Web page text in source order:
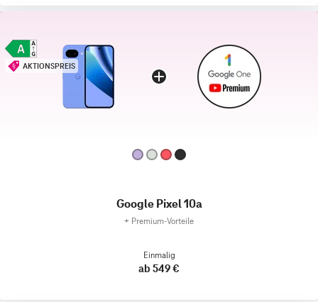
AKTIONSPREIS
Google Pixel 10a
+ Premium‑Vorteile
Einmalig
ab 549 €